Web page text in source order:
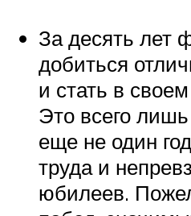
За десять лет
добиться
и стать в
Это всего
еще не один
труда и
юбилеев.